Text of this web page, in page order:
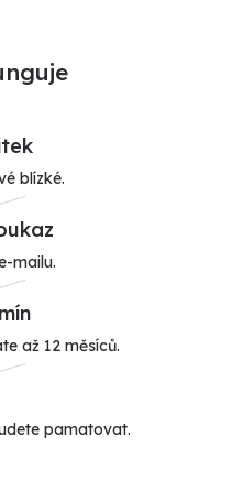
blízké.
mailu.
až 12 měsíců.
pamatovat.